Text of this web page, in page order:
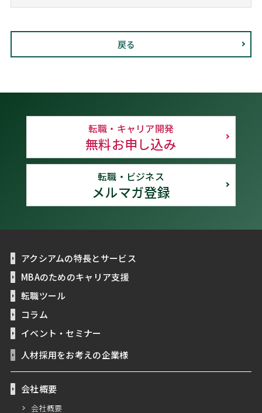
戻る
転職・キャリア開発
無料お申し込み
転職・ビジネス
メルマガ登録
アクシアムの特長とサービス
MBAのためのキャリア支援
転職ツール
コラム
イベント・セミナー
人材採用をお考えの企業様
会社概要
会社概要